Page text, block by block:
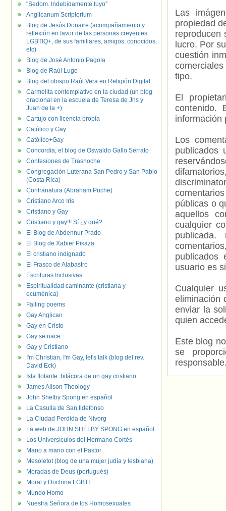
Las
propiedad
reproducen
lucro. Por
cuestión
tipo.
El
contenido.
información
Los
publicados
públicas o
aquellos
cualquier
usuario es
Cualquier
eliminación
enviar la
quien
Este blog
se
"Sedom. Indebidamente tuyo"
Anglicanum Scriptorium
Blog de Jesús Donaire (acompañamiento y
reflexión en favor de las personas creyentes
LGBTIQ+, de sus familiares, amigos, conocidos,
etc)
Blog de José Antonio Pagola
Blog de Raúl Lugo
Blog del obispo Raúl Vera en Religión Digital
Carmelita contemplativo en la ciudad (un blog
oracional en la escuela de Teresa de Jhs y
Juan de la +)
Cartujo con licencia propia
Católico y Gay
Católico+Gay
Concordia, el blog de Oswaldo Gallo Serrato
Confesiones de Trasnoche
Congregación Luterana San Pedro y San Pablo
(Costa Rica)
Contranatura (Abraham Puche)
Cristiano Arco Iris
Cristiano y Gay
Cristiano y gay!!! Sí ¿y qué?
El Blog de Abdennur Prado
El Blog de Xabier Pikaza
El cristiano indignado
El Frasco de Alabastro
Escrituras Inclusivas
Espiritualidad caminante (cristiana y
ecuménica)
Falling poems
Gay Anglican
Gay en Cristo
Gay se nace.
Gay y Cristiano
I'm Christian, I'm Gay, let's talk (blog del rev.
David Eck)
Isla flotante: bitácora de un gay cristiano
James Alison Theology
John Shelby Spong en español
La Casulla de San Ildefonso
La Ciudad Perdida de Nivorg
La web de JOHN SHELBY SPONG en español
Los Universículos del Hermano Cortés
Mano a mano con el Pastor
Mesoletot (blog de una mujer judía y lesbiana)
Moradas de Deus (portugués)
Moral y Doctrina LGBTI
Mundo Homo
Nuestra Señora de los Homosexuales